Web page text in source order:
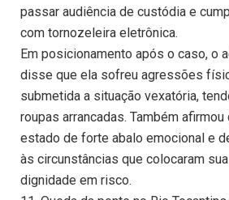
passar audiência de custódia e
com tornozeleira eletrônica.
Em posicionamento após o caso, o
disse que ela sofreu agressões
submetida a situação vexatória,
roupas arrancadas. Também afirmou
estado de forte abalo emocional e
às circunstâncias que colocaram
dignidade em risco.